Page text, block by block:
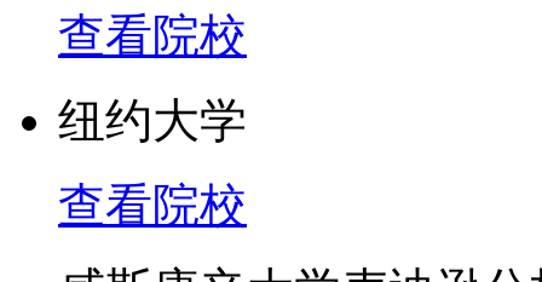
该名单提名了新的能以
常春藤学校竞争的后起
以及对不同学校行政人
的采访制定的。
查看院校
纽约大学
查看院校